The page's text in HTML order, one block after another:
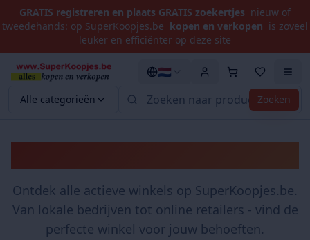
GRATIS registreren en plaats GRATIS zoekertjes nieuw of
tweedehands: op SuperKoopjes.be kopen en verkopen is zoveel
leuker en efficiënter op deze site
Alle categorieën Zoeken
🇳🇱
Ontdek alle actieve winkels op SuperKoopjes.be.
Van lokale bedrijven tot online retailers - vind de
perfecte winkel voor jouw behoeften.